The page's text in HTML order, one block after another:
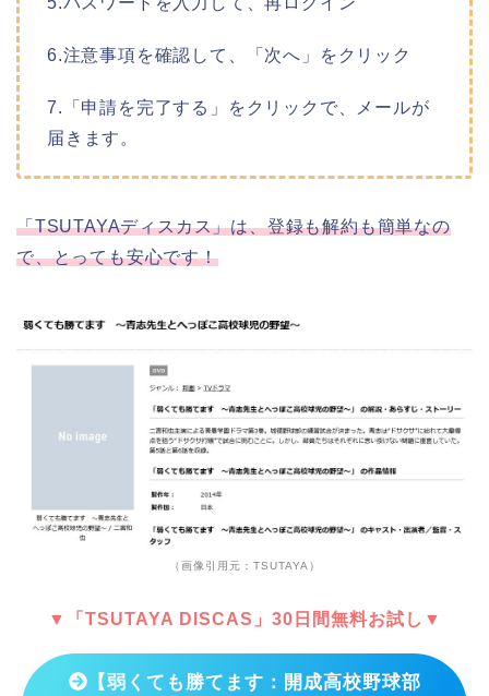
6.注意事項を確認して、「次へ」をクリック
7.「申請を完了する」をクリックで、メールが
届きます。
「TSUTAYAディスカス」は、登録も解約も簡単なの
で、とっても安心です！
（画像引用元：TSUTAYA）
▼「TSUTAYA DISCAS」30日間無料お試し▼
【弱くても勝てます：開成高校野球部